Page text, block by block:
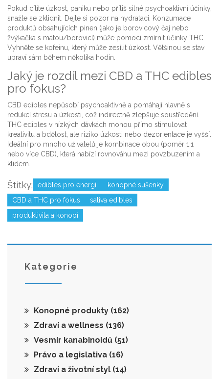
Pokud cítíte úzkost, paniku nebo příliš silné psychoaktivní účinky,
snažte se zklidnit. Dejte si pozor na hydrataci. Konzumace
produktů obsahujících pinen (jako je borovicový čaj nebo
žvýkačka s mátou/borovicí) může pomoci zmírnit účinky THC.
Vyhněte se kofeinu, který může zesílit úzkost. Většinou se stav
upraví sám během několika hodin.
Jaký je rozdíl mezi CBD a THC edibles
pro fokus?
CBD edibles nepůsobí psychoaktivně a pomáhají hlavně s
redukcí stresu a úzkosti, což indirectně zlepšuje soustředění.
THC edibles v nízkých dávkách mohou přímo stimulovat
kreativitu a bdělost, ale riziko úzkosti nebo dezorientace je vyšší.
Ideální pro mnoho uživatelů je kombinace obou (poměr 1:1
nebo více CBD), která nabízí rovnováhu mezi povzbuzením a
klidem.
Štítky: edibles pro energii
konopné sušenky
CBD a THC pro fokus
sativa edibles
produktivita a konopí
Kategorie
Konopné produkty (162)
Zdraví a wellness (136)
Vesmír kanabinoidů (51)
Právo a legislativa (16)
Zdraví a životní styl (14)